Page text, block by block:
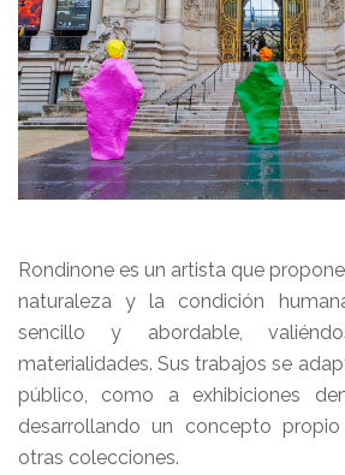
Rondinone es un artista que
naturaleza y la condición
sencillo y abordable,
materialidades. Sus trabajos se
público, como a exhibiciones
desarrollando un concepto
otras colecciones.